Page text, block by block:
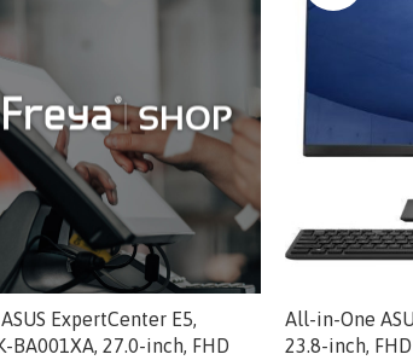
ExpertCenter E5,
BA001XA, 27.0-inch, FHD
All-in-One
23.8-inch,